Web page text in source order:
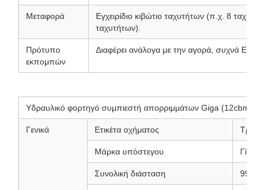
Μεταφορά
Εγχειρίδιο κιβώτιο ταχυτήτων (π.χ. 8
ταχυτήτων).
Πρότυπο
εκπομπών
Διαφέρει ανάλογα με την αγορά, συχνά
Υδραυλικό φορτηγό συμπιεστή απορριμμάτων Giga (12cbm)
Γενικά Ετικέτα οχήματος
Μάρκα υπόστεγου Γίγκα
Συνολική διάσταση 9900